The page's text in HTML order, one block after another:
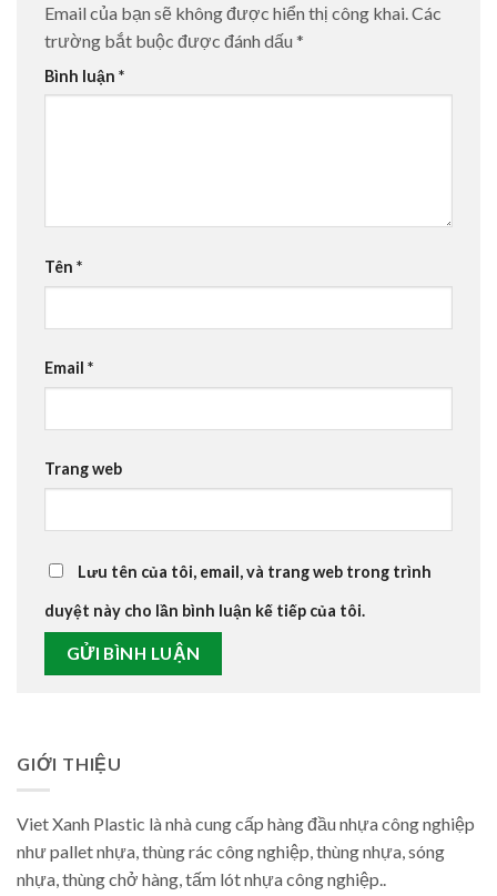
Email của bạn sẽ không được hiển thị công khai. Các
trường bắt buộc được đánh dấu *
Bình luận *
Tên *
Email *
Trang web
Lưu tên của tôi, email, và trang web trong trình
duyệt này cho lần bình luận kế tiếp của tôi.
GIỚI THIỆU
Viet Xanh Plastic là nhà cung cấp hàng đầu nhựa công nghiệp
như pallet nhựa, thùng rác công nghiệp, thùng nhựa, sóng
nhựa, thùng chở hàng, tấm lót nhựa công nghiệp..